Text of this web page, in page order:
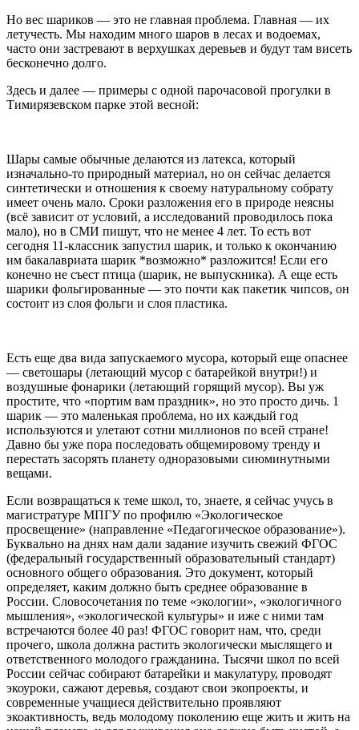
Но вес шариков — это не главная проблема. Главная — их
летучесть. Мы находим много шаров в лесах и водоемах,
часто они застревают в верхушках деревьев и будут там висеть
бесконечно долго.
Здесь и далее — примеры с одной парочасовой прогулки в
Тимирязевском парке этой весной:
Шары самые обычные делаются из латекса, который
изначально-то природный материал, но он сейчас делается
синтетически и отношения к своему натуральному собрату
имеет очень мало. Сроки разложения его в природе неясны
(всё зависит от условий, а исследований проводилось пока
мало), но в СМИ пишут, что не менее 4 лет. То есть вот
сегодня 11-классник запустил шарик, и только к окончанию
им бакалавриата шарик *возможно* разложится! Если его
конечно не съест птица (шарик, не выпускника). А еще есть
шарики фольгированные — это почти как пакетик чипсов, он
состоит из слоя фольги и слоя пластика.
Есть еще два вида запускаемого мусора, который еще опаснее
— светошары (летающий мусор с батарейкой внутри!) и
воздушные фонарики (летающий горящий мусор). Вы уж
простите, что «портим вам праздник», но это просто дичь. 1
шарик — это маленькая проблема, но их каждый год
используются и улетают сотни миллионов по всей стране!
Давно бы уже пора последовать общемировому тренду и
перестать засорять планету одноразовыми сиюминутными
вещами.
Если возвращаться к теме школ, то, знаете, я сейчас учусь в
магистратуре МПГУ по профилю «Экологическое
просвещение» (направление «Педагогическое образование»).
Буквально на днях нам дали задание изучить свежий ФГОС
(федеральный государственный образовательный стандарт)
основного общего образования. Это документ, который
определяет, каким должно быть среднее образование в
России. Словосочетания по теме «экологии», «экологичного
мышления», «экологической культуры» и иже с ними там
встречаются более 40 раз! ФГОС говорит нам, что, среди
прочего, школа должна растить экологически мыслящего и
ответственного молодого гражданина. Тысячи школ по всей
России сейчас собирают батарейки и макулатуру, проводят
экоуроки, сажают деревья, создают свои экопроекты, и
современные учащиеся действительно проявляют
экоактивность, ведь молодому поколению еще жить и жить на